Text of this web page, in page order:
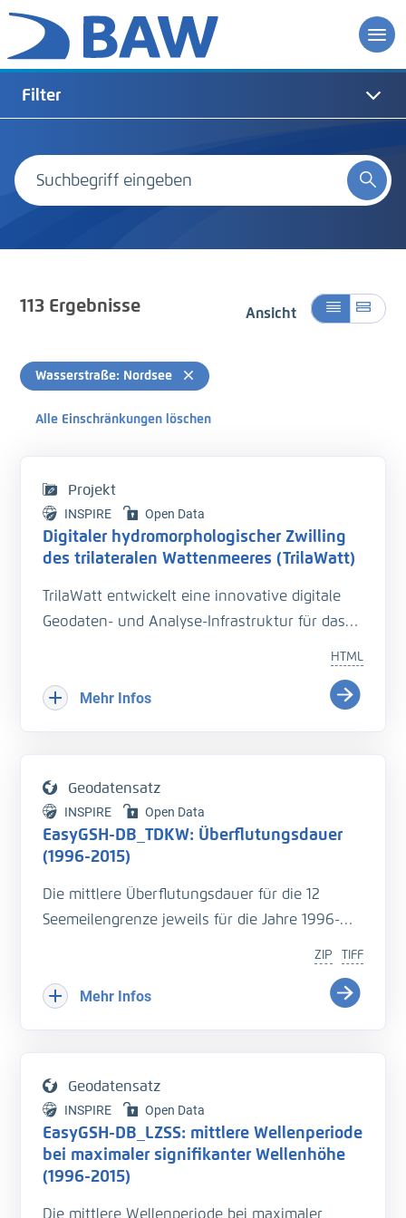
Filter
113Ergebnisse Ansicht
Wasserstraße: Nordsee
Alle Einschränkungen löschen
Projekt
INSPIRE Open Data
Digitaler hydromorphologischer Zwilling
des trilateralen Wattenmeeres (TrilaWatt)
TrilaWatt entwickelt eine innovative digitale
Geodaten- und Analyse-Infrastruktur für das
harmonisierten, qualitätsgesicherten Daten zu
Geomorphologie, Sedimentologie und
Webportale und -dienste zu einem
Assistenzsystem verknüpft.
HTML
Mehr Infos
Geodatensatz
INSPIRE Open Data
EasyGSH-DB_TDKW: Überflutungsdauer
(1996-2015)
Die mittlere Überflutungsdauer für die 12
Seemeilengrenze jeweils für die Jahre 1996-
eine Fläche während einer Tide mit Wasser
bedeckt ist.
ndex.php/Tidekennwerte_des_Wasserstandes
Literatur:
- Hagen, R., et.al., (2019),
TIFF
ZIP
Mehr Infos
Geodatensatz
INSPIRE Open Data
EasyGSH-DB_LZSS: mittlere Wellenperiode
bei maximaler signifikanter Wellenhöhe
(1996-2015)
Die mittlere Wellenperiode bei maximaler